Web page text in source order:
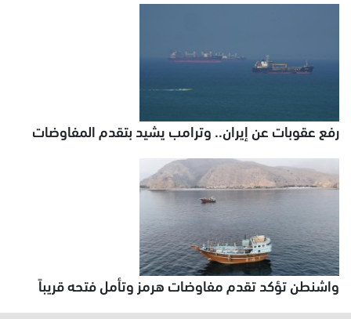
رفع عقوبات عن إيران.. وترامب يشيد بتقدم المفاوضات
واشنطن تؤكد تقدم مفاوضات هرمز وتأمل فتحه قريباً